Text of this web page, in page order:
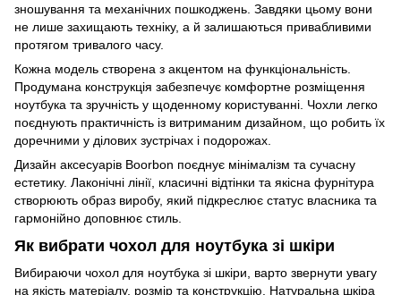
зношування та механічних пошкоджень. Завдяки цьому вони
не лише захищають техніку, а й залишаються привабливими
протягом тривалого часу.
Кожна модель створена з акцентом на функціональність.
Продумана конструкція забезпечує комфортне розміщення
ноутбука та зручність у щоденному користуванні. Чохли легко
поєднують практичність із витриманим дизайном, що робить їх
доречними у ділових зустрічах і подорожах.
Дизайн аксесуарів Boorbon поєднує мінімалізм та сучасну
естетику. Лаконічні лінії, класичні відтінки та якісна фурнітура
створюють образ виробу, який підкреслює статус власника та
гармонійно доповнює стиль.
Як вибрати чохол для ноутбука зі шкіри
Вибираючи чохол для ноутбука зі шкіри, варто звернути увагу
на якість матеріалу, розмір та конструкцію. Натуральна шкіра